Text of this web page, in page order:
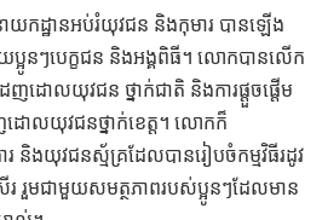
ដ្ឋានអប់រំយុវជន និងកុមារ បានឡើង
នៗបេក្ខជន និងអង្គពិធី។ លោកបានលើក
ញដោលយុវជន ថ្នាក់ជាតិ និងការផ្តួចផ្តើម
ដោលយុវជនថ្នាក់ខេត្ត។ លោកក៏
និងយុវជនស្ម័គ្រដែលបានរៀបចំកម្មវិធីរដូវ
រួមជាមួយសមត្ថភាពរបស់ប្អូនៗដែលមាន